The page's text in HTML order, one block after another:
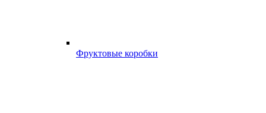
Фруктовые коробки